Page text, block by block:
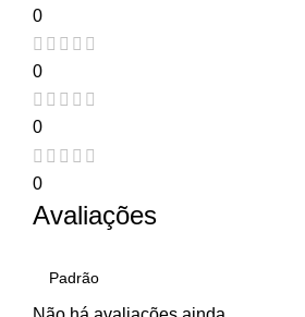
0
0
0
0
Avaliações